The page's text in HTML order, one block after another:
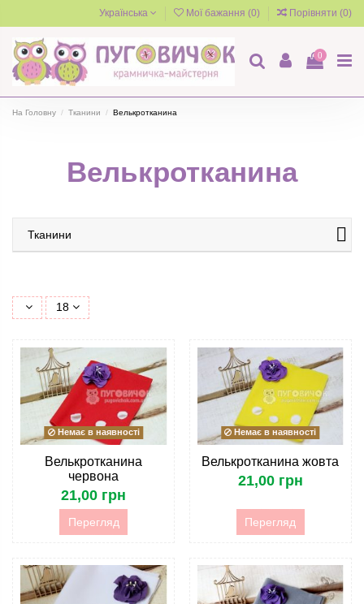
Українська Мої бажання (0) Порівняти (0)
0
На Головну Тканини Велькротканина
Велькротканина
18
Немає в наявності
Велькротканина
червона
21,00 грн
Перегляд
Немає в наявності
Велькротканина жовта
21,00 грн
Перегляд
Тканини